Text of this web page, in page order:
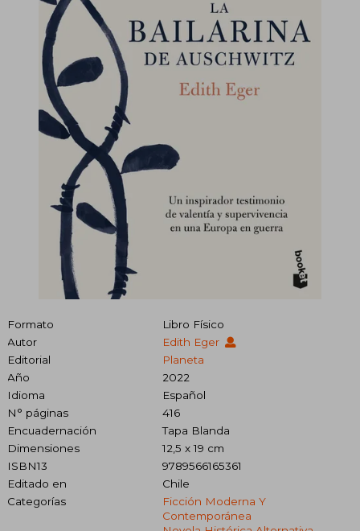
Formato
Libro Físico
Autor
Edith Eger
Editorial
Planeta
Año
2022
Idioma
Español
N° páginas
416
Encuadernación
Tapa Blanda
Dimensiones
12,5 x 19 cm
ISBN13
9789566165361
Editado en
Chile
Categorías
Ficción Moderna Y
Contemporánea